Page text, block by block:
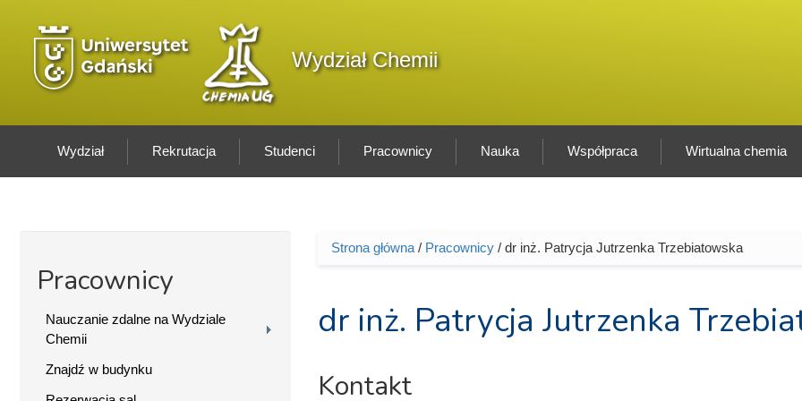
Wydział Chemii
Wydział Rekrutacja Studenci Pracownicy Nauka Współpraca Wirtualna chemia
Pracownicy
Nauczanie zdalne na Wydziale
Chemii
Znajdź w budynku
Jesteś tutaj
Strona główna/ Pracownicy/ dr inż. Patrycja Jutrzenka Trzebiatowska
dr inż. Patrycja Jutrzenka
Kontakt